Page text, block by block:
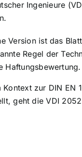
Ingenieure
Version ist das
Regel der
Haftungsbewertung.
Kontext zur DIN
geht die VDI